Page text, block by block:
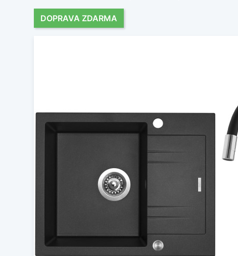
DOPRAVA ZDARMA